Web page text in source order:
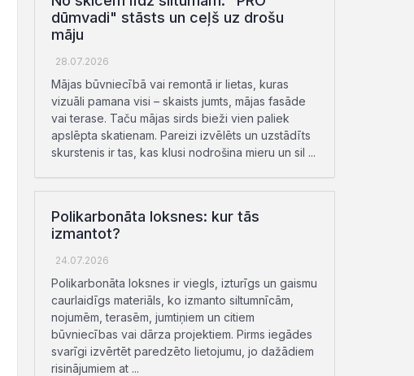
dūmvadi" stāsts un ceļš uz drošu
māju
28.07.2026
Mājas būvniecībā vai remontā ir lietas, kuras
vizuāli pamana visi – skaists jumts, mājas fasāde
vai terase. Taču mājas sirds bieži vien paliek
apslēpta skatienam. Pareizi izvēlēts un uzstādīts
skurstenis ir tas, kas klusi nodrošina mieru un sil ...
Polikarbonāta loksnes: kur tās
izmantot?
24.07.2026
Polikarbonāta loksnes ir viegls, izturīgs un gaismu
caurlaidīgs materiāls, ko izmanto siltumnīcām,
nojumēm, terasēm, jumtiņiem un citiem
būvniecības vai dārza projektiem. Pirms iegādes
svarīgi izvērtēt paredzēto lietojumu, jo dažādiem
risinājumiem at ...